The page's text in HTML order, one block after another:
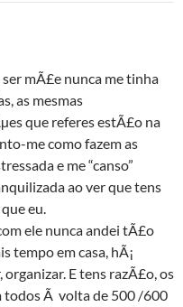
mÃ£e nunca me tinha
as mesmas
que referes estÃ£o na
me como fazem as
e me “canso”
ao ver que tens
eu.
ele nunca andei tÃ£o
tempo em casa, hÃ¡
E tens razÃ£o, os
todos Ã volta de 500 /600